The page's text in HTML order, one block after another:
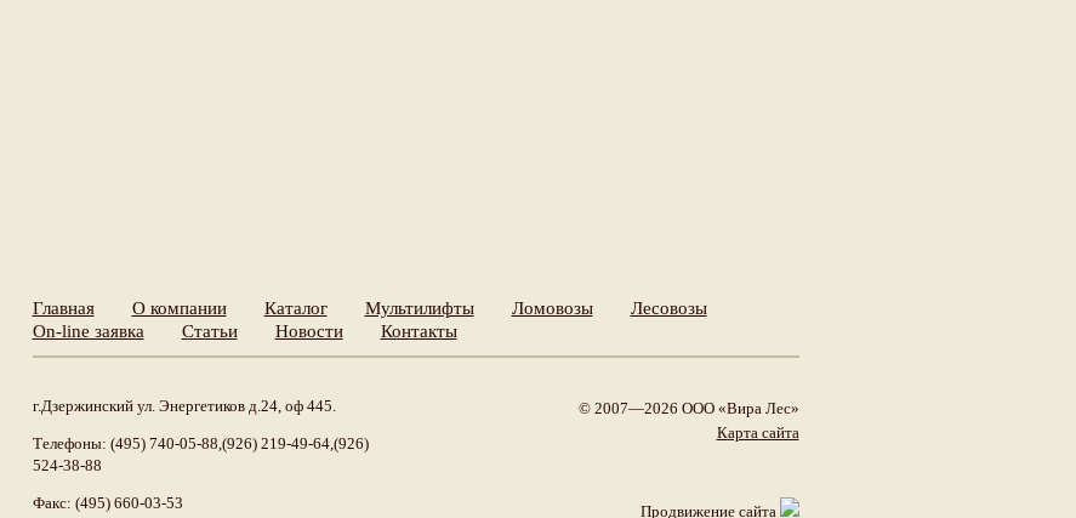
Главная О компании Каталог Мультилифты Ломовозы
Лесовозы
On-line заявка
Статьи Новости Контакты
г.Дзержинский ул. Энергетиков д.24, оф 445.
Телефоны: (495) 740-05-88,(926) 219-49-64,(926)
524-38-88
Факс: (495) 660-03-53
© 2007—2026 ООО «Вира Лес»
Карта сайта
Продвижение сайта